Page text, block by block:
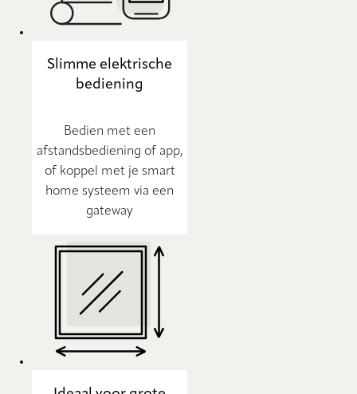
Slimme elektrische
bediening
Bedien met een
afstandsbediening of app,
of koppel met je smart
home systeem via een
gateway